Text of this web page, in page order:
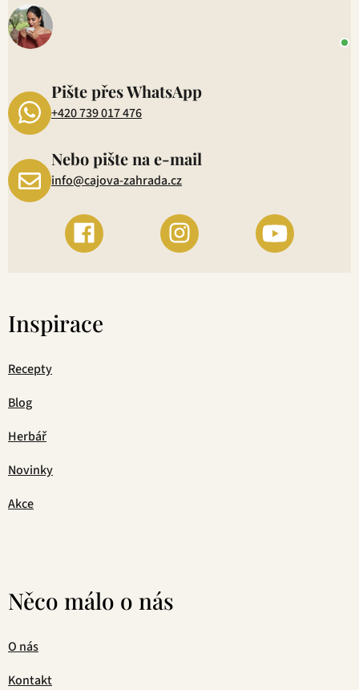
Pište přes WhatsApp
+420 739 017 476
Nebo pište na e-mail
info@cajova-zahrada.cz
Inspirace
Recepty
Blog
Herbář
Novinky
Akce
Něco málo o nás
O nás
Kontakt